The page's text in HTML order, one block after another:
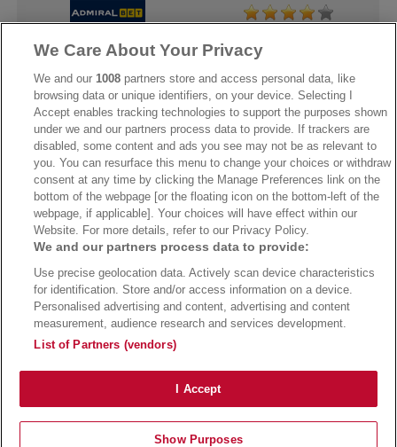
→AdmiralBet Bonus →AdmiralBet besuchen
→Bwin Bonus →Bwin besuchen
Alle Anbieter auf dieser Webseite sind offiziell in Deutschland
Bundesligatrend Fussball Bundesliga Tipps
Verantwortung!
We Care About Your Privacy
We and our1008 partners store and access personal data, like
browsing data or unique identifiers, on your device. Selecting I
Accept enables tracking technologies to support the purposes shown
under we and our partners process data to provide. If trackers are
disabled, some content and ads you see may not be as relevant to
you. You can resurface this menu to change your choices or withdraw
consent at any time by clicking the Manage Preferences link on the
bottom of the webpage [or the floating icon on the bottom-left of the
webpage, if applicable]. Your choices will have effect within our
Website. For more details, refer to our Privacy Policy.
We and our partners process data to provide:
Use precise geolocation data. Actively scan device characteristics
for identification. Store and/or access information on a device.
Personalised advertising and content, advertising and content
measurement, audience research and services development.
List of Partners (vendors)
I Accept
Show Purposes